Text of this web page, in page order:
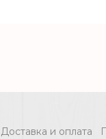
Доставка и оплата